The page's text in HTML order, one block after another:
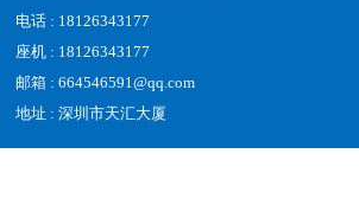
电话 : 18126343177
座机 : 18126343177
邮箱 : 664546591@qq.com
地址 : 深圳市天汇大厦